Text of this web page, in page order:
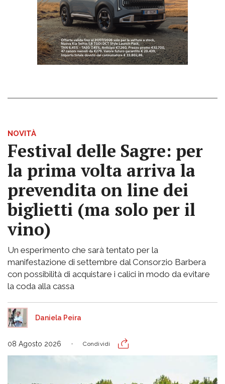
NOVITÀ
Festival delle Sagre: per
la prima volta arriva la
prevendita on line dei
biglietti (ma solo per il
vino)
Un esperimento che sarà tentato per la
manifestazione di settembre dal Consorzio Barbera
con possibilità di acquistare i calici in modo da evitare
la coda alla cassa
Daniela Peira
08 Agosto 2026 Condividi